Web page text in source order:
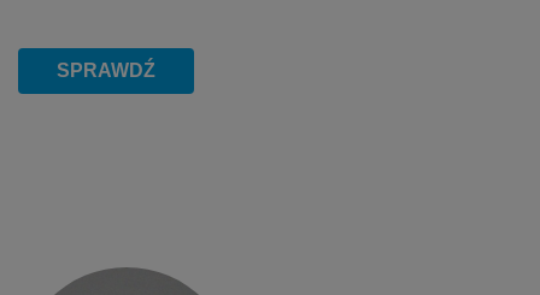
SPRAWDŹ